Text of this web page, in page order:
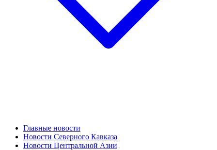
Главные новости
Новости Северного Кавказа
Новости Центральной Азии